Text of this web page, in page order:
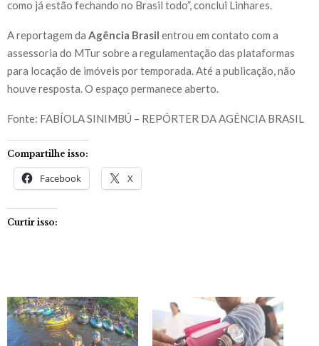
como já estão fechando no Brasil todo”, conclui Linhares.
A reportagem da Agência Brasil entrou em contato com a
assessoria do MTur sobre a regulamentação das plataformas
para locação de imóveis por temporada. Até a publicação, não
houve resposta. O espaço permanece aberto.
Fonte: FABÍOLA SINIMBÚ – REPÓRTER DA AGÊNCIA BRASIL
Compartilhe isso:
Facebook X
Curtir isso: